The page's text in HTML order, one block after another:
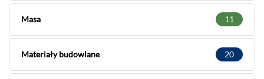
Masa 11
Materiały budowlane 20